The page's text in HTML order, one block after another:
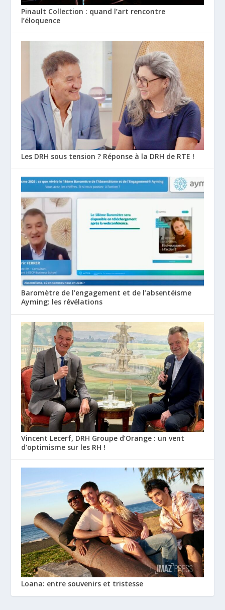
Pinault Collection : quand l’art rencontre
l’éloquence
Les DRH sous tension ? Réponse à la DRH de RTE !
Baromètre de l’engagement et de l’absentéisme
Ayming: les révélations
Vincent Lecerf, DRH Groupe d’Orange : un vent
d’optimisme sur les RH !
Loana: entre souvenirs et tristesse